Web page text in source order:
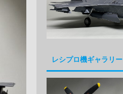
レシプロ機ギャラリー